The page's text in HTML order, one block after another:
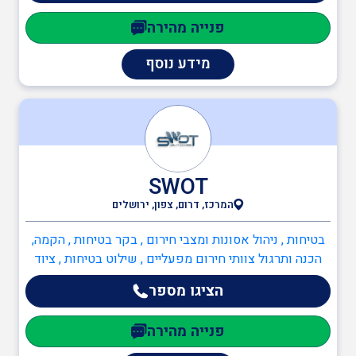
סביבה , מהנדסי אנרגיה מתחדשת
פנייה מהירה
מידע נוסף
SWOT
המרכז, דרום, צפון, ירושלים
בטיחות , ניהול אסונות ומצבי חירום , בקר בטיחות , הקמה,
הכנה ותרגול צוותי חירום מפעליים , שילוט בטיחות , ציוד
בטיחות , עזרה ראשונה , יועץ חומרים מסוכנים (חומ"ס) ,
מדריך עבודה בגובה , ממונה בטיחות בבניה , ממונה בטיחות
בעבודה , ממונה בטיחות אש , בריאות , עזרה ראשונה ,
הציגו מספר
פנייה מהירה